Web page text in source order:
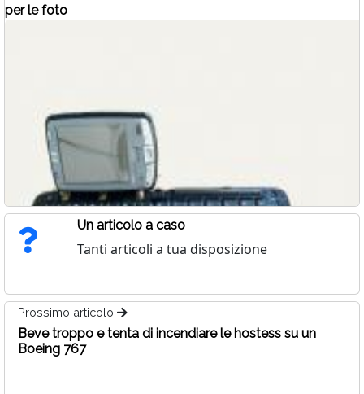
per le foto
Un articolo a caso
Tanti articoli a tua disposizione
Prossimo articolo
Beve troppo e tenta di incendiare le hostess su un
Boeing 767